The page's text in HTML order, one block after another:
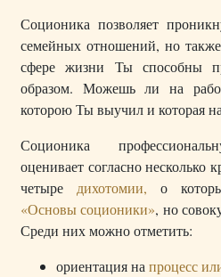
Соционика позволяет
семейных отношений, но
сфере жизни Ты способны
образом. Можешь ли на
которою Ты выучил и которая
Соционика
оценивает согласно
четыре дихотомии, о
«Основы соционики», но
Среди них можно отметить:
ориентация напроцесс